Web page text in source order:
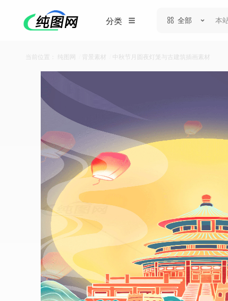
分类 全部
当前位置： 纯图网 背景素材 中秋节月圆夜灯笼与古建筑插画素材